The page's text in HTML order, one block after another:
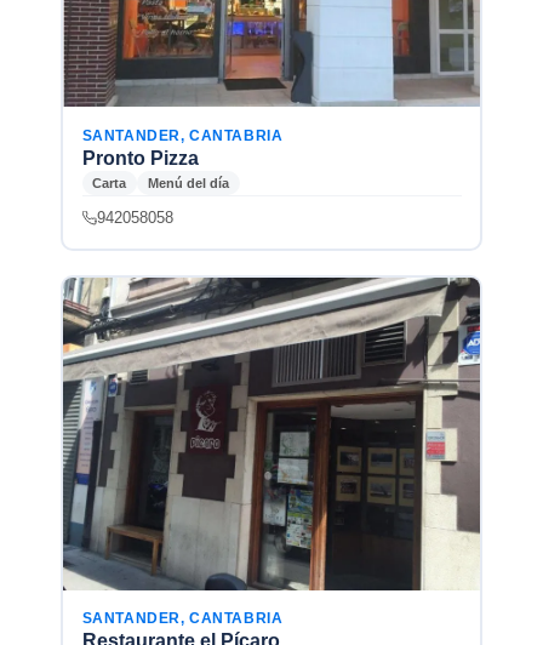
SANTANDER, CANTABRIA
Pronto Pizza
Carta Menú del día
942058058
SANTANDER, CANTABRIA